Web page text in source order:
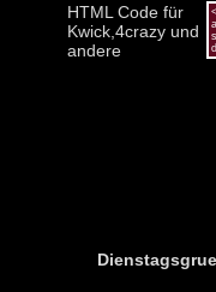
HTML Code für
Kwick,4crazy und
andere